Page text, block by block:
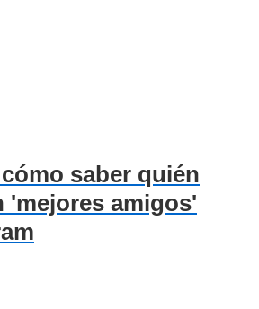
saber quién
'mejores amigos'